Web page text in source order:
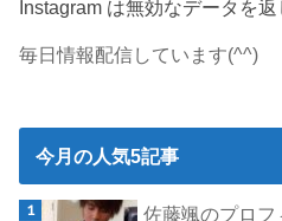
Instagram は無効なデータを返
毎日情報配信しています(^^)
今月の人気5記事
佐藤颯のプロ